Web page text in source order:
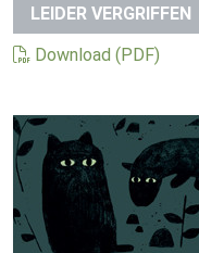
LEIDER VERGRIFFEN
Download (PDF)